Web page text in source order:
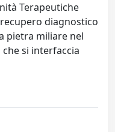
Terapeutiche
diagnostico
pietra miliare nel
si interfaccia